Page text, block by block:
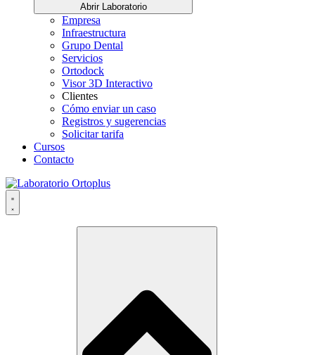
Abrir Laboratorio
Empresa
Infraestructura
Grupo Dental
Servicios
Ortodock
Visor 3D Interactivo
Clientes
Cómo enviar un caso
Registros y sugerencias
Solicitar tarifa
Cursos
Contacto